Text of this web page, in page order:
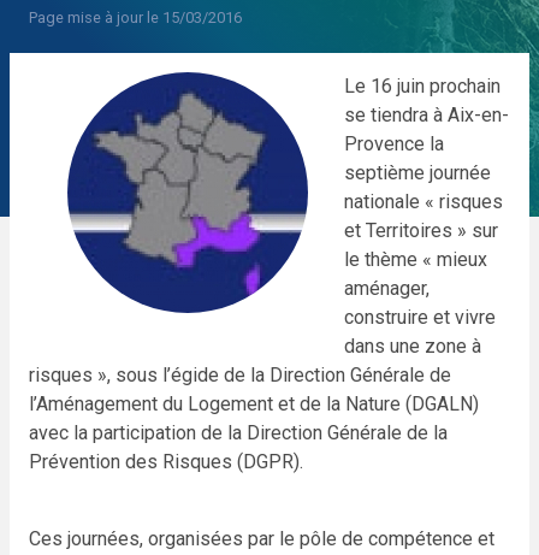
Page mise à jour le 15/03/2016
Le 16 juin prochain
se tiendra à Aix-en-
Provence la
septième journée
nationale « risques
et Territoires » sur
le thème « mieux
aménager,
construire et vivre
dans une zone à
risques », sous l’égide de la Direction Générale de
l’Aménagement du Logement et de la Nature (DGALN)
avec la participation de la Direction Générale de la
Prévention des Risques (DGPR).
Ces journées, organisées par le pôle de compétence et